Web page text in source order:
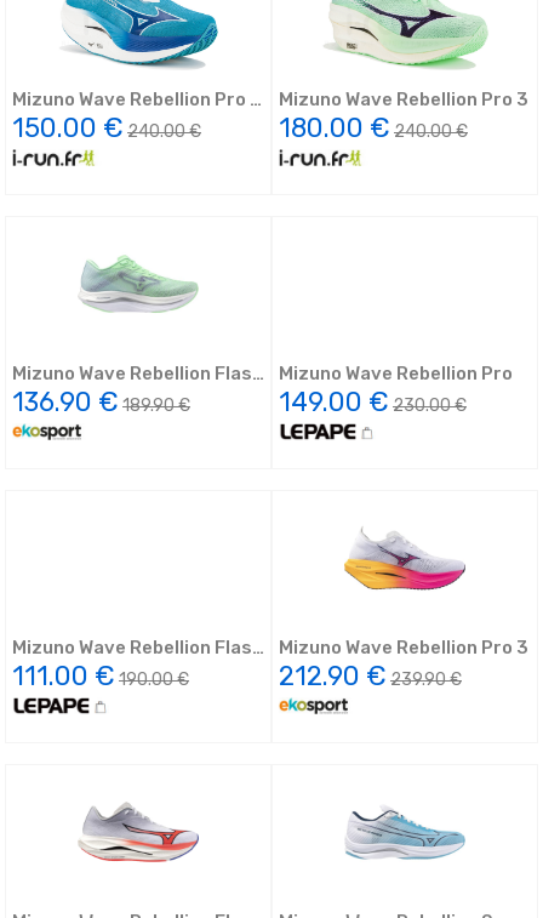
Mizuno Wave Rebellion Pro 2
W
150.00 € 240.00 €
Mizuno Wave Rebellion Pro 3
180.00 € 240.00 €
Mizuno Wave Rebellion Flash
2
136.90 € 189.90 €
Mizuno Wave Rebellion Pro
149.00 € 230.00 €
Mizuno Wave Rebellion Flash
2
111.00 € 190.00 €
Mizuno Wave Rebellion Pro 3
212.90 € 239.90 €